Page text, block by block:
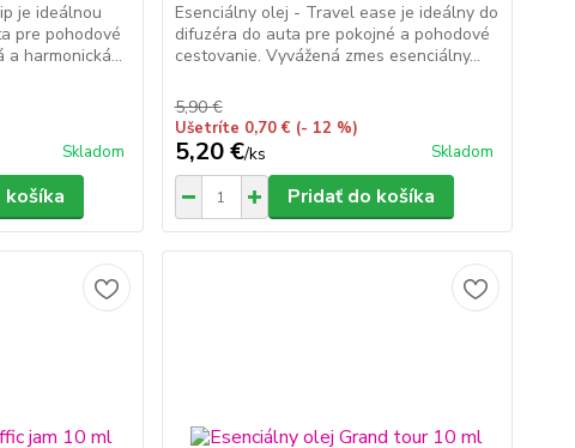
je ideálnou
pre pohodové
a harmonická...
Skladom
košíka
Esenciálny olej - Travel ease je ideálny do
difuzéra do auta pre pokojné a pohodové
cestovanie. Vyvážená zmes esenciálny...
5,90 €
Ušetríte 0,70 € (- 12 %)
5,20 €/ks Skladom
Pridať do košíka